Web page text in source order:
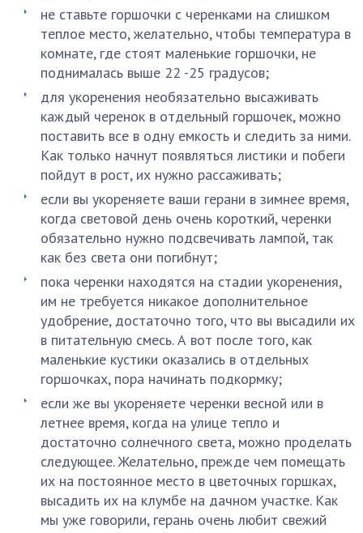
не ставьте горшочки с черенками на слишком
теплое место, желательно, чтобы температура в
комнате, где стоят маленькие горшочки, не
поднималась выше 22 -25 градусов;
для укоренения необязательно высаживать
каждый черенок в отдельный горшочек, можно
поставить все в одну емкость и следить за ними.
Как только начнут появляться листики и побеги
пойдут в рост, их нужно рассаживать;
если вы укореняете ваши герани в зимнее время,
когда световой день очень короткий, черенки
обязательно нужно подсвечивать лампой, так
как без света они погибнут;
пока черенки находятся на стадии укоренения,
им не требуется никакое дополнительное
удобрение, достаточно того, что вы высадили их
в питательную смесь. А вот после того, как
маленькие кустики оказались в отдельных
горшочках, пора начинать подкормку;
если же вы укореняете черенки весной или в
летнее время, когда на улице тепло и
достаточно солнечного света, можно проделать
следующее. Желательно, прежде чем помещать
их на постоянное место в цветочных горшках,
высадить их на клумбе на дачном участке. Как
мы уже говорили, герань очень любит свежий